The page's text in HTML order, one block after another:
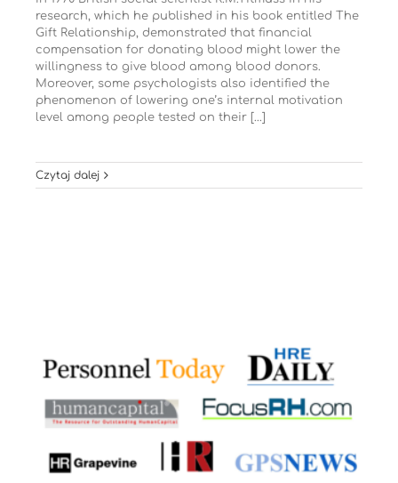
research, which he published in his book entitled The
Gift Relationship, demonstrated that financial
compensation for donating blood might lower the
willingness to give blood among blood donors.
Moreover, some psychologists also identified the
phenomenon of lowering one’s internal motivation
level among people tested on their [...]
Czytaj dalej